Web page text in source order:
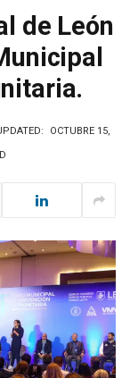
de León
OCTUBRE 15,